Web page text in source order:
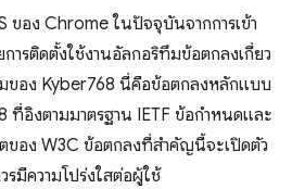
ของ Chrome ในปัจจุบันจากการเข้า
ารติดตั้งใช้งานอัลกอริทึมข้อตกลงเกี่ยว
อง Kyber768 นี่คือข้อตกลงหลักแบบ
ที่อิงตามมาตรฐาน IETF ข้อกำหนดและ
ของ W3C ข้อตกลงที่สำคัญนี้จะเปิดตัว
รมีความโปร่งใสต่อผู้ใช้